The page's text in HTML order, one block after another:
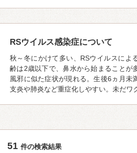
RSウイルス感染症について
秋～冬にかけて多い、RSウイルスによ
齢は2歳以下で、鼻水から始まることが
風邪に似た症状が現れる。生後6ヵ月未
支炎や肺炎など重症化しやすい。未だワ
51 件の検索結果